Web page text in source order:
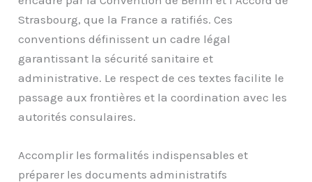
Strasbourg, que la France a ratifiés. Ces
conventions définissent un cadre légal
garantissant la sécurité sanitaire et
administrative. Le respect de ces textes facilite le
passage aux frontières et la coordination avec les
autorités consulaires.
Accomplir les formalités indispensables et
préparer les documents administratifs